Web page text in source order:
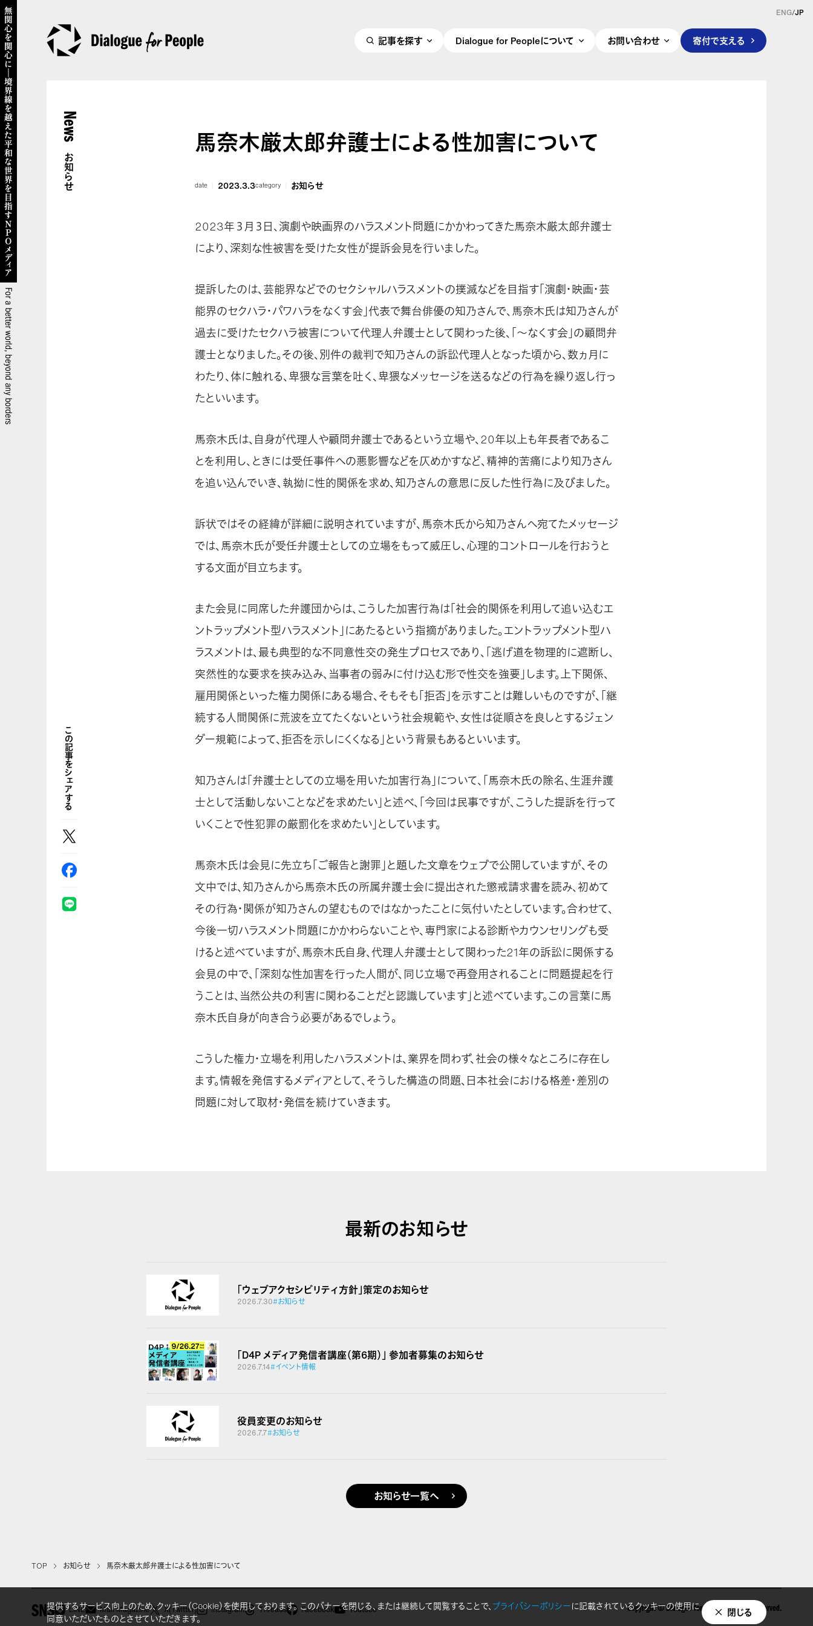
記事を探す Dialogue for Peopleについて お問い合わせ 寄付で支える
ENG/JP
News
お知らせ
馬奈木厳太郎弁護士による性加害について
date 2023.3.3category お知らせ
2023年３月３日、演劇や映画界のハラスメント問題にかかわってきた馬奈木厳太郎弁護士
により、深刻な性被害を受けた女性が提訴会見を行いました。
提訴したのは、芸能界などでのセクシャルハラスメントの撲滅などを目指す「演劇・映画・芸
能界のセクハラ・パワハラをなくす会」代表で舞台俳優の知乃さんで、馬奈木氏は知乃さんが
過去に受けたセクハラ被害について代理人弁護士として関わった後、「～なくす会」の顧問弁
護士となりました。その後、別件の裁判で知乃さんの訴訟代理人となった頃から、数ヵ月に
わたり、体に触れる、卑猥な言葉を吐く、卑猥なメッセージを送るなどの行為を繰り返し行っ
たといいます。
馬奈木氏は、自身が代理人や顧問弁護士であるという立場や、20年以上も年長者であるこ
とを利用し、ときには受任事件への悪影響などを仄めかすなど、精神的苦痛により知乃さん
を追い込んでいき、執拗に性的関係を求め、知乃さんの意思に反した性行為に及びました。
訴状ではその経緯が詳細に説明されていますが、馬奈木氏から知乃さんへ宛てたメッセージ
では、馬奈木氏が受任弁護士としての立場をもって威圧し、心理的コントロールを行おうと
する文面が目立ちます。
また会見に同席した弁護団からは、こうした加害行為は「社会的関係を利用して追い込むエ
ントラップメント型ハラスメント」にあたるという指摘がありました。エントラップメント型ハ
ラスメントは、最も典型的な不同意性交の発生プロセスであり、「逃げ道を物理的に遮断し、
突然性的な要求を挟み込み、当事者の弱みに付け込む形で性交を強要」します。上下関係、
雇用関係といった権力関係にある場合、そもそも「拒否」を示すことは難しいものですが、「継
続する人間関係に荒波を立てたくないという社会規範や、女性は従順さを良しとするジェン
ダー規範によって、拒否を示しにくくなる」という背景もあるといいます。
知乃さんは「弁護士としての立場を用いた加害行為」について、「馬奈木氏の除名、生涯弁護
士として活動しないことなどを求めたい」と述べ、「今回は民事ですが、こうした提訴を行って
いくことで性犯罪の厳罰化を求めたい」としています。
馬奈木氏は会見に先立ち「ご報告と謝罪」と題した文章をウェブで公開していますが、その
文中では、知乃さんから馬奈木氏の所属弁護士会に提出された懲戒請求書を読み、初めて
その行為・関係が知乃さんの望むものではなかったことに気付いたとしています。合わせて、
今後一切ハラスメント問題にかかわらないことや、専門家による診断やカウンセリングも受
けると述べていますが、馬奈木氏自身、代理人弁護士として関わった21年の訴訟に関係する
会見の中で、「深刻な性加害を行った人間が、同じ立場で再登用されることに問題提起を行
うことは、当然公共の利害に関わることだと認識しています」と述べています。この言葉に馬
奈木氏自身が向き合う必要があるでしょう。
こうした権力・立場を利用したハラスメントは、業界を問わず、社会の様々なところに存在し
ます。情報を発信するメディアとして、そうした構造の問題、日本社会における格差・差別の
問題に対して取材・発信を続けていきます。
この記事をシェアする
最新のお知らせ
「ウェブアクセシビリティ方針」策定のお知らせ
2026.7.30#お知らせ
「D4P メディア発信者講座（第6期）」 参加者募集のお知らせ
2026.7.14#イベント情報
役員変更のお知らせ
2026.7.7#お知らせ
お知らせ一覧へ
TOP お知らせ 馬奈木厳太郎弁護士による性加害について
SNS LINE Mail Magazine X(Twitter) Instagram Threads Facebook Youtube Copyright © Dialogue for People All Right Reserved.
提供するサービス向上のため、クッキー（Cookie）を使用しております。 このバナーを閉じる、または継続して閲覧することで、 プライバシーポリシーに記載されているクッキーの使用に
同意いただいたものとさせていただきます。
閉じる